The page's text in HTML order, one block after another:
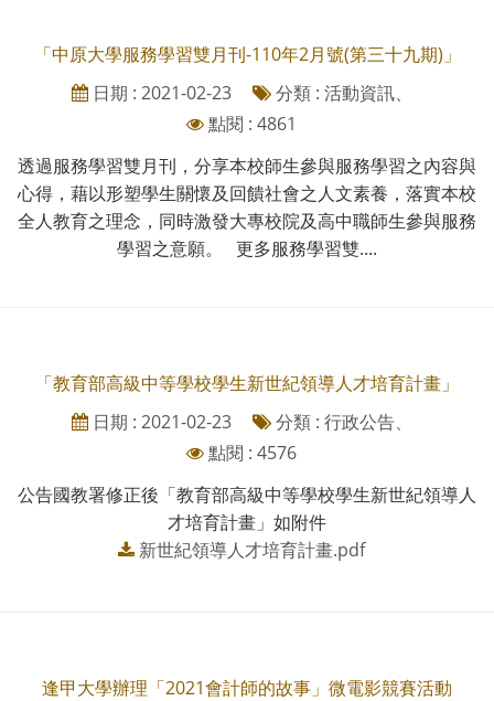
「中原大學服務學習雙月刊-110年2月號(第三十九期)」
日期 : 2021-02-23
分類 : 活動資訊、
點閱 : 4861
透過服務學習雙月刊，分享本校師生參與服務學習之內容與
心得，藉以形塑學生關懷及回饋社會之人文素養，落實本校
全人教育之理念，同時激發大專校院及高中職師生參與服務
學習之意願。 更多服務學習雙....
「教育部高級中等學校學生新世紀領導人才培育計畫」
日期 : 2021-02-23
分類 : 行政公告、
點閱 : 4576
公告國教署修正後「教育部高級中等學校學生新世紀領導人
才培育計畫」如附件
新世紀領導人才培育計畫.pdf
逢甲大學辦理「2021會計師的故事」微電影競賽活動